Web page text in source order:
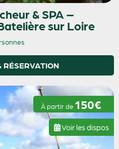
& SPA –
sur Loire
RÉSERVATION
À partir de 150€
Voir les dispos